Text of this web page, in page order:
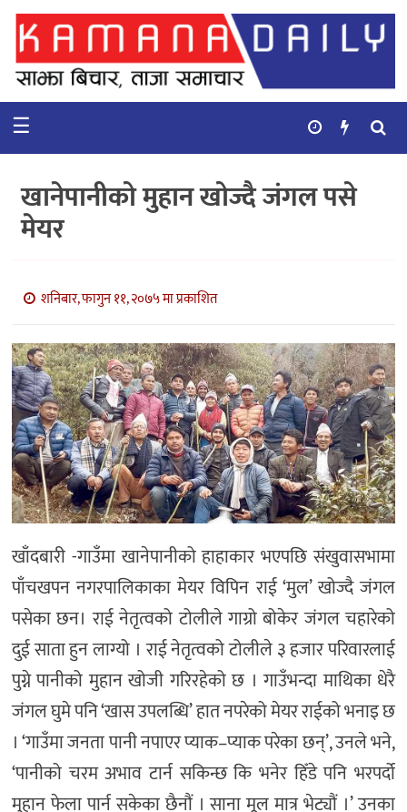
गृहपृष्ठ
समाचार
कुटनिती
कुराकानी
बाणिज्य
भिडियो
सिफारिस
☰
खानेपानीको मुहान खोज्दै जंगल पसे
मेयर
शनिबार, फागुन ११, २०७५ मा प्रकाशित
खाँदबारी -गाउँमा खानेपानीको हाहाकार भएपछि संखुवासभामा
पाँचखपन नगरपालिकाका मेयर विपिन राई ‘मुल’ खोज्दै जंगल
पसेका छन। राई नेतृत्वको टोलीले गाग्रो बोकेर जंगल चहारेको
दुई साता हुन लाग्यो । राई नेतृत्वको टोलीले ३ हजार परिवारलाई
पुग्ने पानीको मुहान खोजी गरिरहेको छ । गाउँभन्दा माथिका धेरै
जंगल घुमे पनि ‘खास उपलब्धि’ हात नपरेको मेयर राईको भनाइ छ
। ‘गाउँमा जनता पानी नपाएर प्याक–प्याक परेका छन्’, उनले भने,
‘पानीको चरम अभाव टार्न सकिन्छ कि भनेर हिँडे पनि भरपर्दो
मुहान फेला पार्न सकेका छैनौं । साना मूल मात्र भेट्यौं ।’ उनका